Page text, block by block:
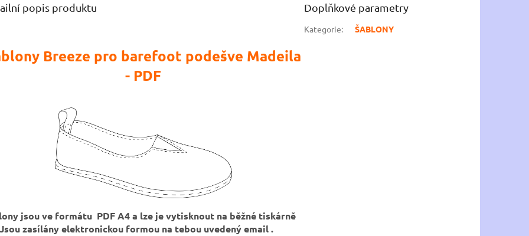
popis produktu
Breeze pro barefoot podešve Madeila
- PDF
jsou ve formátu PDF A4 a lze je vytisknout na běžné tiskárně
Jsou zasílány elektronickou formou na tebou uvedený email .
Doplňkové parametry
Kategorie: ŠABLONY